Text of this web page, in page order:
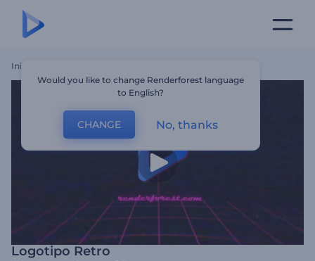
Inicio
Logotipo Retro
Would you like to change Renderforest language
to English?
CHANGE No, thanks